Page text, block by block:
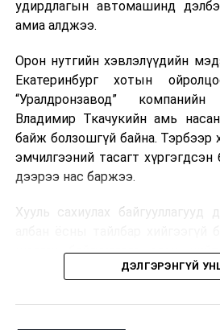
Мароккогийн дуудлагын
хувь Францын зах зээлээс
Мароккогийн хөдөлмөр
удирдлагын автомашинд
амиа алджээ.
Орон нутгийн хэвлэлүүдийн
Екатеринбург хотын
“Уралдронзавод”
Владимир Ткачукийн амь
байж болзошгүй байна. Тэрбээр
эмчилгээний тасагт
дээрээ нас баржээ.
Хууль сахиулах байгууллагууд
шалгах байгууллага олон
хүний амь насанд халдахыг
мэдээлжээ.
ДЭЛГЭРЭНГҮЙ